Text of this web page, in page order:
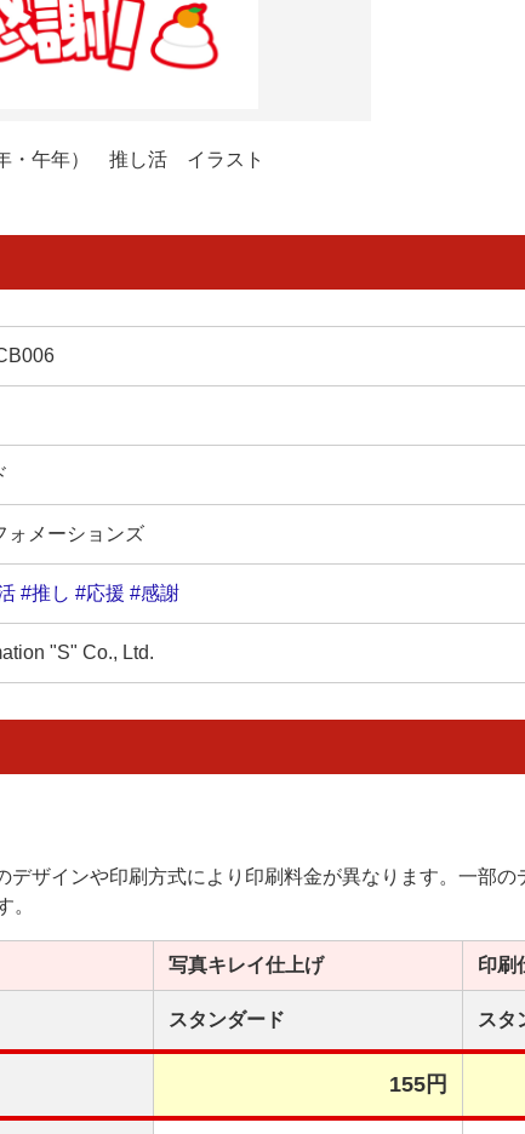
・午年） 推し活 イラスト
ォメーションズ
#推し #応援 #感謝
"S" Co., Ltd.
デザインや印刷方式により印刷料金が異なります。一部の
。
写真キレイ仕上げ 印刷
スタンダード スタ
155円